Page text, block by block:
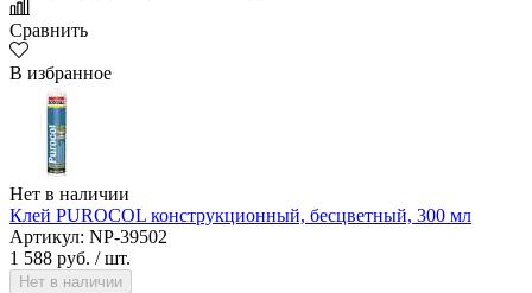
Сравнить
В избранное
Нет в наличии
Клей PUROCOL конструкционный, бесцветный, 300 мл
Артикул: NP-39502
1 588 руб. / шт.
Нет в наличии